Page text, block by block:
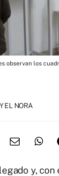
observan los
EL NORA
y,